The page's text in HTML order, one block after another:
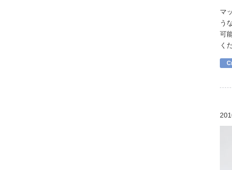
マ
う
可
く